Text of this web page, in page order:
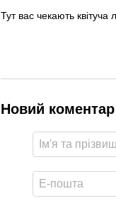
Тут вас чекають квітуча
Новий коментар